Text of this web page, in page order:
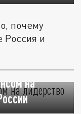
почему
Россия и
на